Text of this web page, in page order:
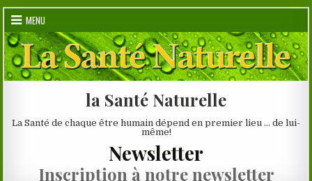
Skip
content
MENU
la Santé Naturelle
La Santé de chaque être humain dépend en premier lieu … de lui-
même!
Newsletter
Inscription à notre newsletter